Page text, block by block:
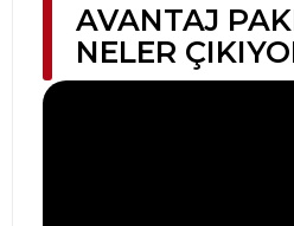
AVANTAJ
NELER